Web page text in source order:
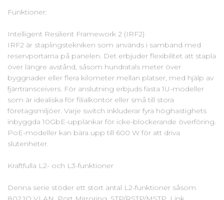
Funktioner:
Intelligent Resilient Framework 2 (IRF2)
IRF2 är staplingstekniken som används i samband med
reservportarna på panelen. Det erbjuder flexibilitet att stapla
över längre avstånd, såsom hundratals meter över
byggnader eller flera kilometer mellan platser, med hjälp av
fjärrtransceivers. För anslutning erbjuds fasta 1U-modeller
som är idealiska för filialkontor eller små till stora
företagsmiljöer. Varje switch inkluderar fyra höghastighets
inbyggda 10GbE-upplänkar för icke-blockerande överföring.
PoE-modeller kan bära upp till 600 W för att driva
slutenheter.
Kraftfulla L2- och L3-funktioner
Denna serie stöder ett stort antal L2-funktioner såsom